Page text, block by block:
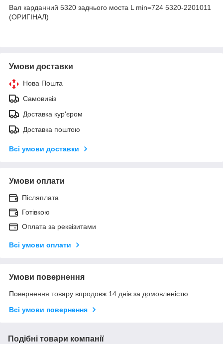
Вал карданний 5320 заднього моста L min=724 5320-2201011
(ОРИГІНАЛ)
Умови доставки
Нова Пошта
Самовивіз
Доставка кур'єром
Доставка поштою
Всі умови доставки
Умови оплати
Післяплата
Готівкою
Оплата за реквізитами
Всі умови оплати
Умови повернення
Повернення товару впродовж 14 днів за домовленістю
Всі умови повернення
Подібні товари компанії